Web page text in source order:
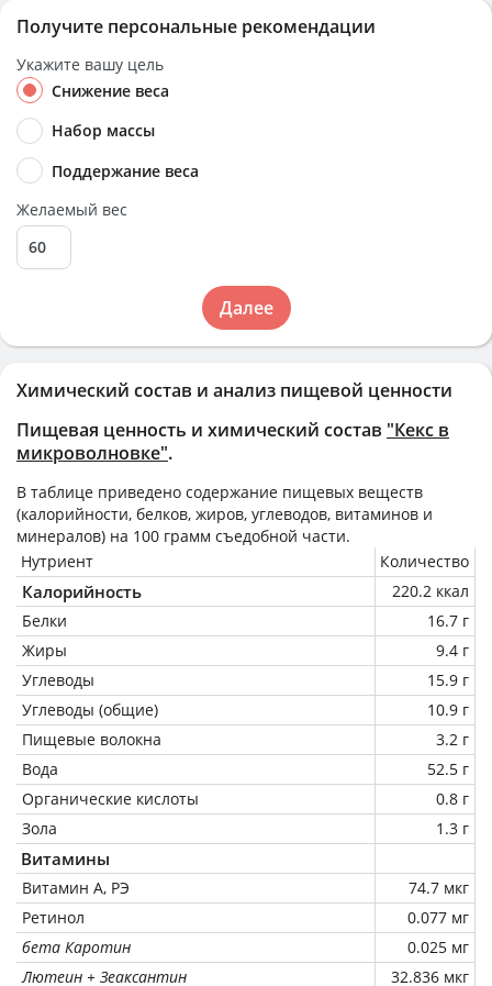
Химический состав и анализ пищевой ценности
Пищевая ценность и химический состав "Кекс в
микроволновке".
В таблице приведено содержание пищевых веществ
(калорийности, белков, жиров, углеводов, витаминов и
минералов) на 100 грамм съедобной части.
Нутриент
Количество
Калорийность
220.2 ккал
Белки
16.7 г
Жиры
9.4 г
Углеводы
15.9 г
Углеводы (общие)
10.9 г
Пищевые волокна
3.2 г
Вода
52.5 г
Органические кислоты
0.8 г
Зола
1.3 г
Витамины
Витамин А, РЭ
74.7 мкг
Ретинол
0.077 мг
бета Каротин
0.025 мг
Лютеин + Зеаксантин
32.836 мкг
Получите персональные рекомендации
Укажите вашу цель
Снижение веса
Набор массы
Поддержание веса
Желаемый вес
Далее